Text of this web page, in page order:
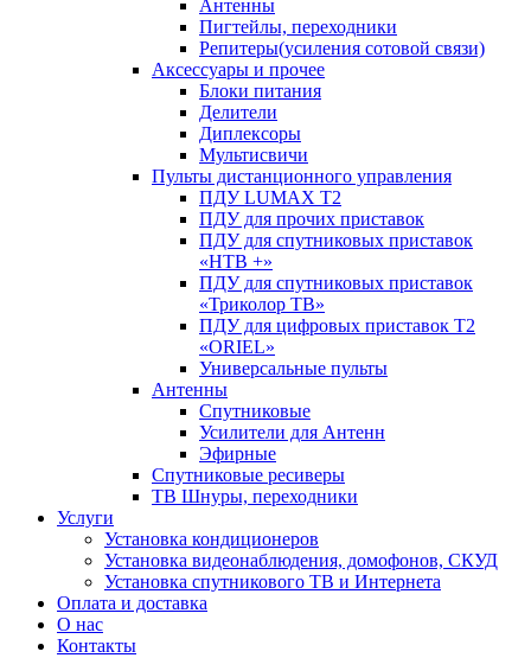
Антенны
Пигтейлы, переходники
Репитеры(усиления сотовой связи)
Аксессуары и прочее
Блоки питания
Делители
Диплексоры
Мультисвичи
Пульты дистанционного управления
ПДУ LUMAX Т2
ПДУ для прочих приставок
ПДУ для спутниковых приставок
«НТВ +»
ПДУ для спутниковых приставок
«Триколор ТВ»
ПДУ для цифровых приставок Т2
«ORIEL»
Универсальные пульты
Антенны
Спутниковые
Усилители для Антенн
Эфирные
Спутниковые ресиверы
ТВ Шнуры, переходники
Услуги
Установка кондиционеров
Установка видеонаблюдения, домофонов, СКУД
Установка спутникового ТВ и Интернета
Оплата и доставка
О нас
Контакты